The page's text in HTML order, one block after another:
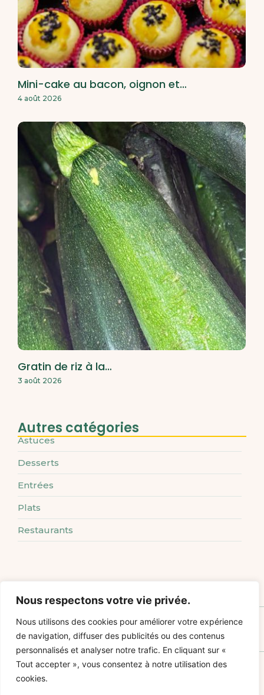
Nous respectons votre vie privée.
Nous utilisons des cookies pour améliorer votre expérience
de navigation, diffuser des publicités ou des contenus
personnalisés et analyser notre trafic. En cliquant sur «
Tout accepter », vous consentez à notre utilisation des
cookies.
Mini-cake au bacon, oignon et…
4 août 2026
Gratin de riz à la…
3 août 2026
Autres catégories
Astuces
Desserts
Entrées
Plats
Restaurants
Tournedos de bœuf sauce échalote : la recette classique à ne pas manquer